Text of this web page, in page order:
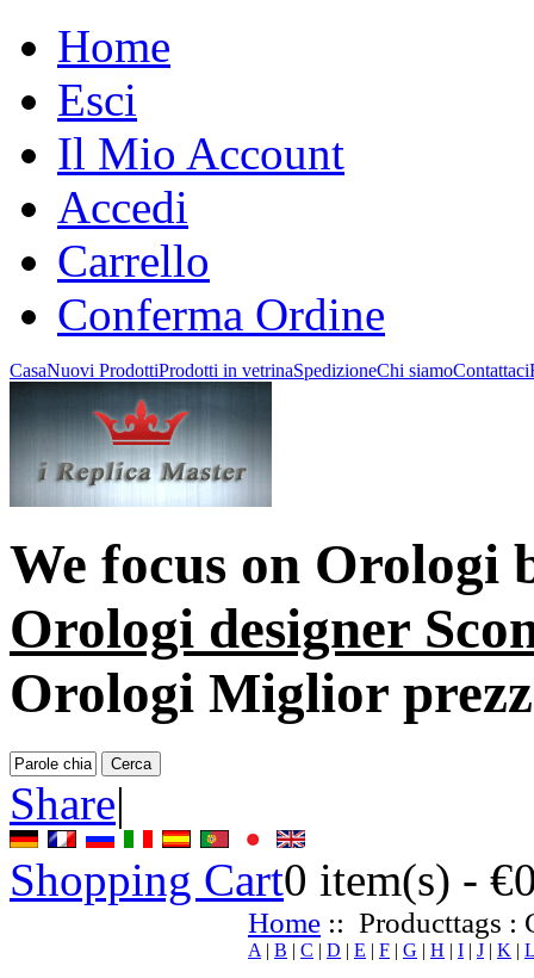
Home
Esci
Il Mio Account
Accedi
Carrello
Conferma Ordine
CasaNuovi ProdottiProdotti in vetrinaSpedizioneChi siamoContattaci
We focus on Orologi
Orologi designer
Orologi Miglior
Share|
Shopping Cart0 item(s) -
Home :: Producttags :
A | B | C | D | E | F | G | H | I | J | K | L